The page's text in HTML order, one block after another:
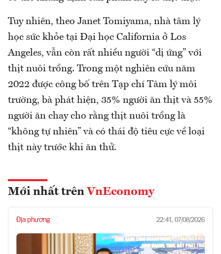
Tuy nhiên, theo Janet Tomiyama, nhà tâm lý
học sức khỏe tại Đại học California ở Los
Angeles, vẫn còn rất nhiều người “dị ứng” với
thịt nuôi trồng. Trong một nghiên cứu năm
2022 được công bố trên Tạp chí Tâm lý môi
trường, bà phát hiện, 35% người ăn thịt và 55%
người ăn chay cho rằng thịt nuôi trồng là
“không tự nhiên” và có thái độ tiêu cực về loại
thịt này trước khi ăn thử.
Mới nhất trên VnEconomy
Địa phương 22:41, 07/08/2026